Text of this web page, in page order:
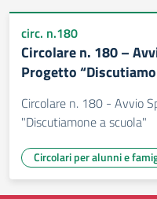
circ. n.180
Circolare n. 180 –
Progetto
Circolare n. 180 - Avvio
"Discutiamone a scuola"
Circolari per alunni e